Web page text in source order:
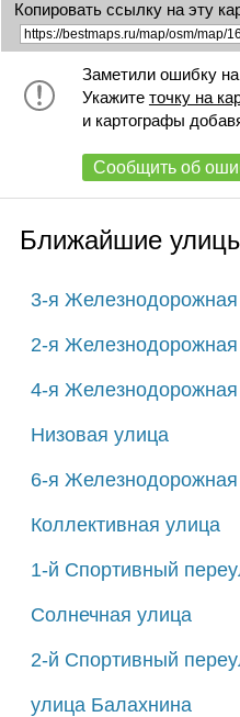
Копировать ссылку на эту
Заметили ошибку на
Укажите точку на
и картографы
Сообщить об
Ближайшие
3-я
2-я
4-я Железнодорожная
Низовая улица
6-я
Коллективная улица
1-й Спортивный
Солнечная улица
2-й Спортивный
улица Балахнина